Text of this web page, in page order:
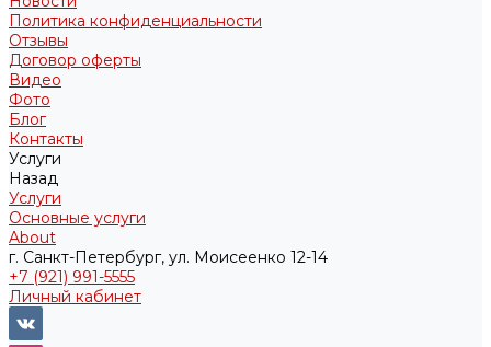
Политика конфиденциальности
Отзывы
Договор оферты
Видео
Фото
Блог
Контакты
Услуги
Назад
Услуги
Основные услуги
About
г. Санкт-Петербург, ул. Моисеенко 12-14
+7 (921) 991-5555
Личный кабинет